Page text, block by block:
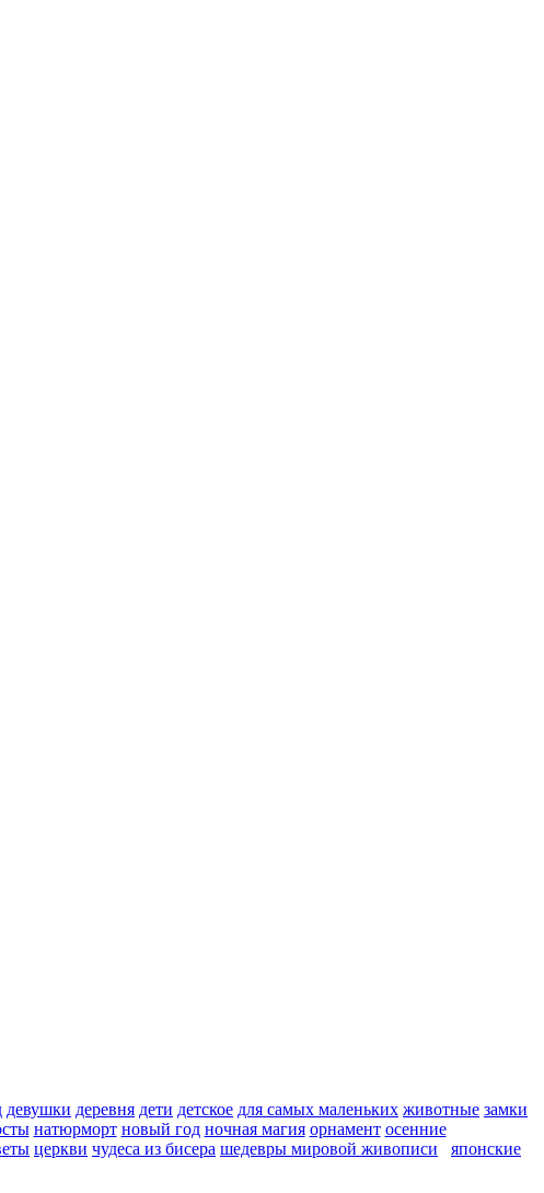
девушки деревня дети детское для самых маленьких животные замки
натюрморт новый год ночная магия орнамент осенние
церкви чудеса из бисера шедевры мировой живописи
японские